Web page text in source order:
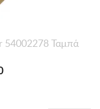
54002278 Ταμπά